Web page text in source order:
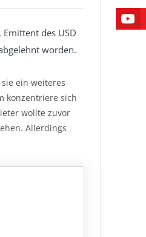
des USD
worden.
ein weiteres
konzentriere sich
wollte zuvor
Allerdings